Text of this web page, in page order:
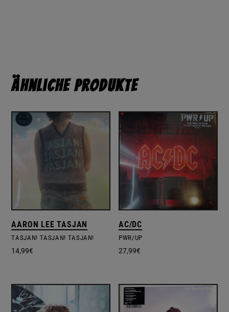
Ähnliche Produkte
AARON LEE TASJAN
TASJAN! TASJAN! TASJAN!
14,99€
AC/DC
PWR/UP
27,99€